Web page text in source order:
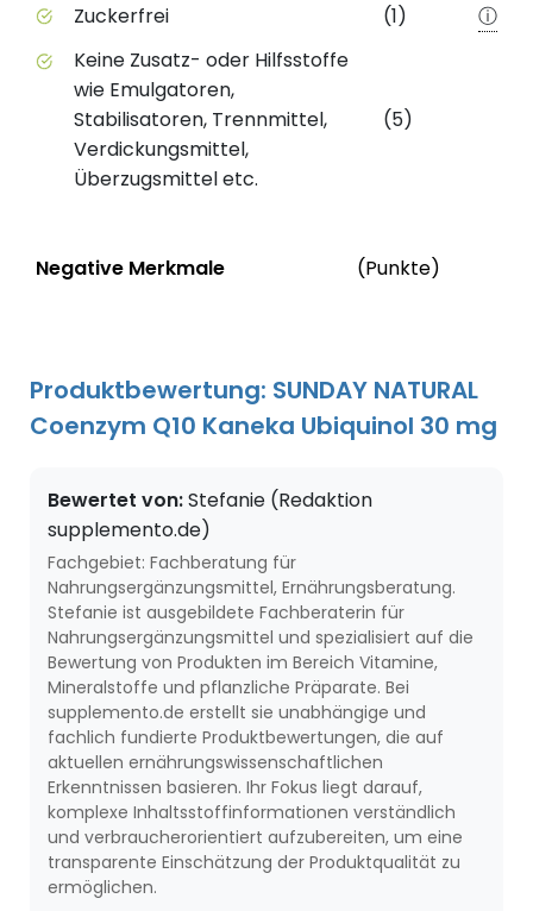
Zuckerfrei (1)
ⓘ
Keine Zusatz- oder Hilfsstoffe
wie Emulgatoren,
Stabilisatoren, Trennmittel,
Verdickungsmittel,
Überzugsmittel etc.
(5)
Status
Negative Merkmale (Punkte)
Produktbewertung: SUNDAY NATURAL
Coenzym Q10 Kaneka Ubiquinol 30 mg
Bewertet von:Stefanie (Redaktion
supplemento.de)
Fachgebiet: Fachberatung für
Nahrungsergänzungsmittel, Ernährungsberatung.
Stefanie ist ausgebildete Fachberaterin für
Nahrungsergänzungsmittel und spezialisiert auf die
Bewertung von Produkten im Bereich Vitamine,
Mineralstoffe und pflanzliche Präparate. Bei
supplemento.de erstellt sie unabhängige und
fachlich fundierte Produktbewertungen, die auf
aktuellen ernährungswissenschaftlichen
Erkenntnissen basieren. Ihr Fokus liegt darauf,
komplexe Inhaltsstoffinformationen verständlich
und verbraucherorientiert aufzubereiten, um eine
transparente Einschätzung der Produktqualität zu
ermöglichen.